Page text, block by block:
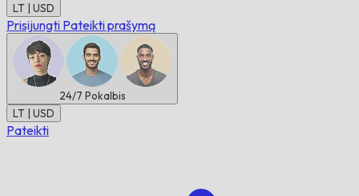
LT | USD
Prisijungti Pateikti prašymą
24/7 Pokalbis
LT | USD
Pateikti